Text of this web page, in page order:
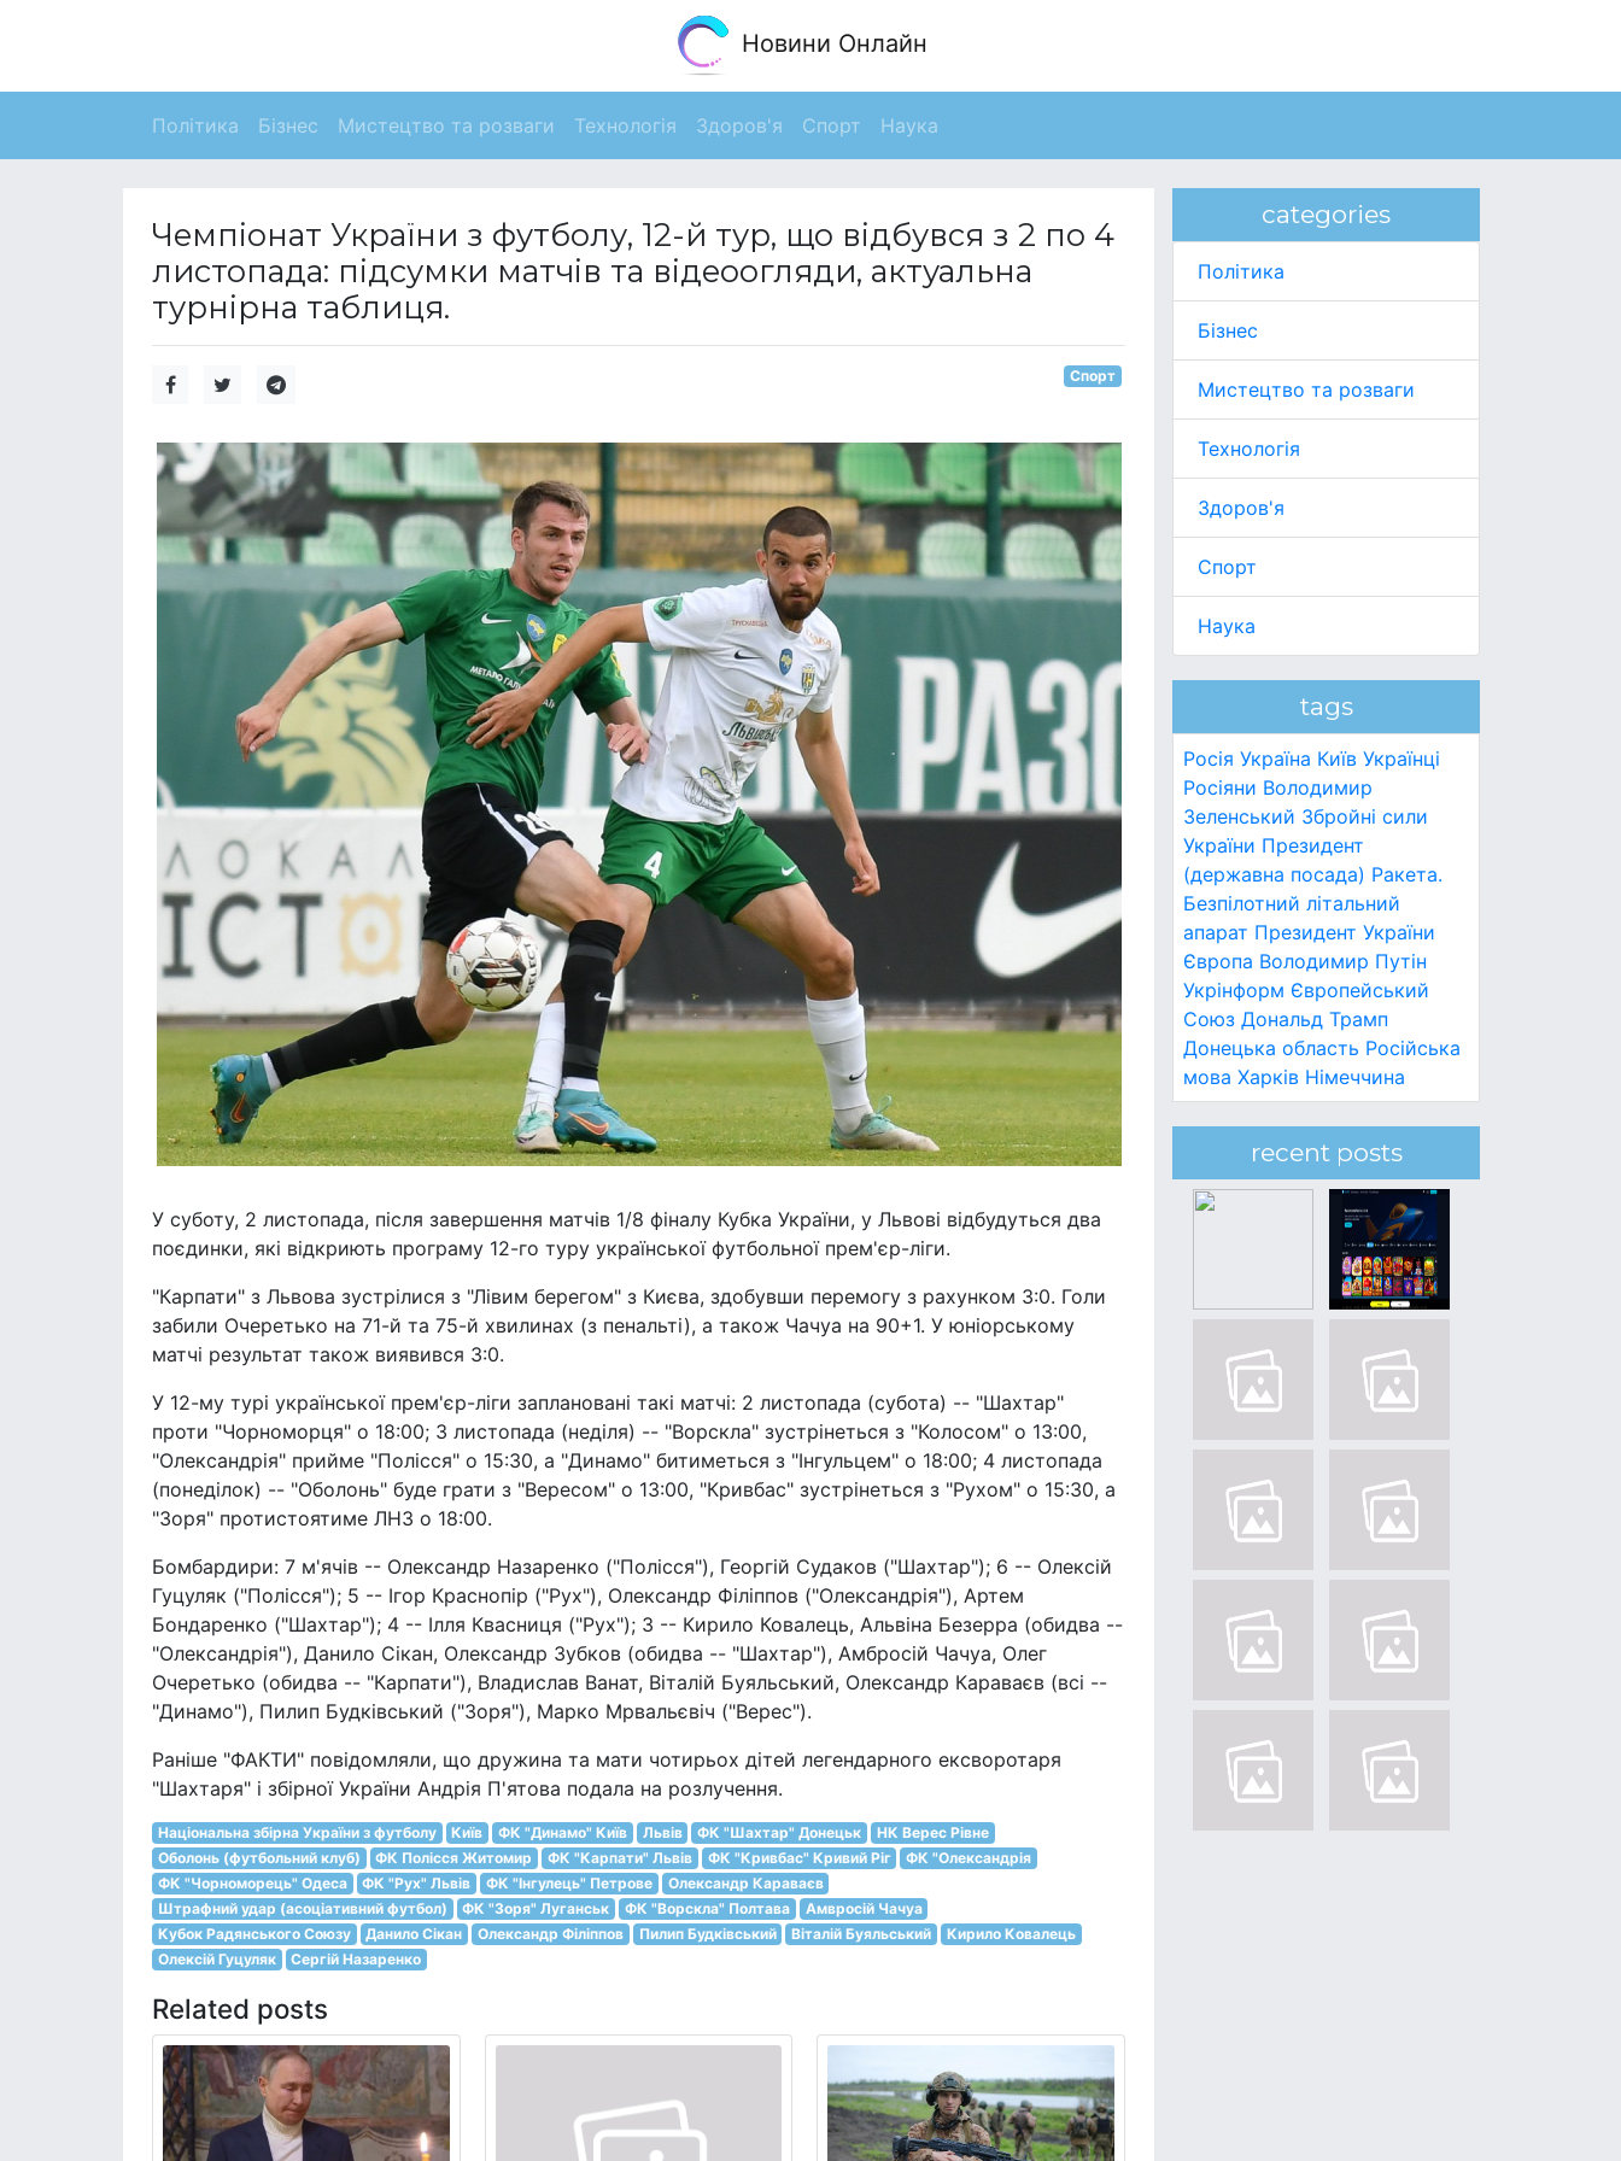
Новини Онлайн
Політика Бізнес Мистецтво та розваги Технологія Здоров'я Спорт Наука
Чемпіонат України з футболу, 12-й тур, що відбувся з 2 по 4
листопада: підсумки матчів та відеоогляди, актуальна
турнірна таблиця.
Спорт
У суботу, 2 листопада, після завершення матчів 1/8 фіналу Кубка України, у Львові відбудуться два
поєдинки, які відкриють програму 12-го туру української футбольної прем'єр-ліги.
"Карпати" з Львова зустрілися з "Лівим берегом" з Києва, здобувши перемогу з рахунком 3:0. Голи
забили Очеретько на 71-й та 75-й хвилинах (з пенальті), а також Чачуа на 90+1. У юніорському
матчі результат також виявився 3:0.
У 12-му турі української прем'єр-ліги заплановані такі матчі: 2 листопада (субота) -- "Шахтар"
проти "Чорноморця" о 18:00; 3 листопада (неділя) -- "Ворскла" зустрінеться з "Колосом" о 13:00,
"Олександрія" прийме "Полісся" о 15:30, а "Динамо" битиметься з "Інгульцем" о 18:00; 4 листопада
(понеділок) -- "Оболонь" буде грати з "Вересом" о 13:00, "Кривбас" зустрінеться з "Рухом" о 15:30, а
"Зоря" протистоятиме ЛНЗ о 18:00.
Бомбардири: 7 м'ячів -- Олександр Назаренко ("Полісся"), Георгій Судаков ("Шахтар"); 6 -- Олексій
Гуцуляк ("Полісся"); 5 -- Ігор Краснопір ("Рух"), Олександр Філіппов ("Олександрія"), Артем
Бондаренко ("Шахтар"); 4 -- Ілля Квасниця ("Рух"); 3 -- Кирило Ковалець, Альвіна Безерра (обидва --
"Олександрія"), Данило Сікан, Олександр Зубков (обидва -- "Шахтар"), Амбросій Чачуа, Олег
Очеретько (обидва -- "Карпати"), Владислав Ванат, Віталій Буяльський, Олександр Караваєв (всі --
"Динамо"), Пилип Будківський ("Зоря"), Марко Мрвальєвіч ("Верес").
Раніше "ФАКТИ" повідомляли, що дружина та мати чотирьох дітей легендарного ексворотаря
"Шахтаря" і збірної України Андрія П'ятова подала на розлучення.
Національна збірна України з футболу Київ ФК "Динамо" Київ Львів ФК "Шахтар" Донецьк
НК Верес Рівне
Оболонь (футбольний клуб)
ФК Полісся Житомир ФК "Карпати" Львів ФК "Кривбас" Кривий Ріг
ФК "Олександрія
ФК "Чорноморець" Одеса
ФК "Рух" Львів ФК "Інгулець" Петрове
Олександр Караваєв
Штрафний удар (асоціативний футбол)
ФК "Зоря" Луганськ ФК "Ворскла" Полтава
Амвросій Чачуа
Кубок Радянського Союзу
Данило Сікан Олександр Філіппов Пилип Будківський Віталій Буяльський
Кирило Ковалець
Олексій Гуцуляк
Сергій Назаренко
Related posts
categories
Політика
Бізнес
Мистецтво та розваги
Технологія
Здоров'я
Спорт
Наука
tags
Росія Україна Київ Українці
Росіяни Володимир
Зеленський Збройні сили
України Президент
(державна посада) Ракета.
Безпілотний літальний
апарат Президент України
Європа Володимир Путін
Укрінформ Європейський
Союз Дональд Трамп
Донецька область Російська
мова Харків Німеччина
recent posts